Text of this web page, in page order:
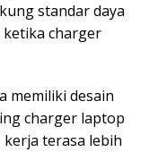
standar daya
ketika charger
memiliki desain
charger laptop
terasa lebih